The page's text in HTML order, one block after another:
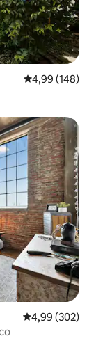
Priemerné
4,99 (148)
Priemerné
4,99 (302)